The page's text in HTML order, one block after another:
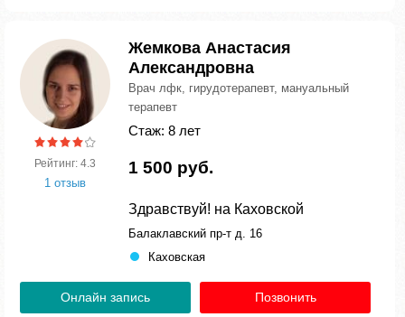
Рейтинг: 4.3
1 отзыв
Жемкова Анастасия
Александровна
Врач лфк, гирудотерапевт, мануальный
терапевт
Стаж: 8 лет
1 500 руб.
Здравствуй! на Каховской
Балаклавский пр-т д. 16
Каховская
Онлайн запись Позвонить